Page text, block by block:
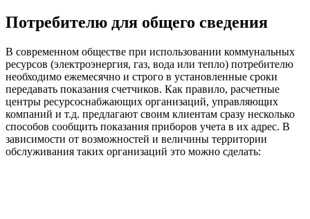
Потребителю для общего сведения
В современном обществе при использовании коммунальных
ресурсов (электроэнергия, газ, вода или тепло) потребителю
необходимо ежемесячно и строго в установленные сроки
передавать показания счетчиков. Как правило, расчетные
центры ресурсоснабжающих организаций, управляющих
компаний и т.д. предлагают своим клиентам сразу несколько
способов сообщить показания приборов учета в их адрес. В
зависимости от возможностей и величины территории
обслуживания таких организаций это можно сделать: